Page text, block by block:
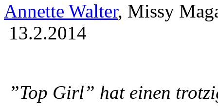
Annette Walter, Missy
13.2.2014
”Top Girl” hat einen